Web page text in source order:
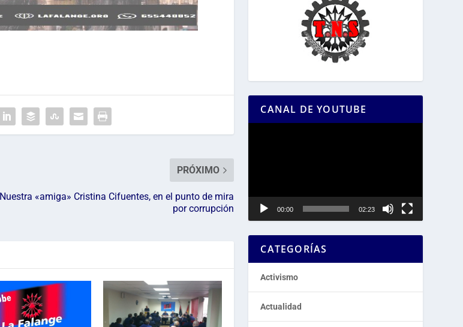
PRÓXIMO
Nuestra «amiga» Cristina Cifuentes, en el punto de mira
por corrupción
CANAL DE YOUTUBE
00:00 02:23
CATEGORÍAS
Activismo
Actualidad